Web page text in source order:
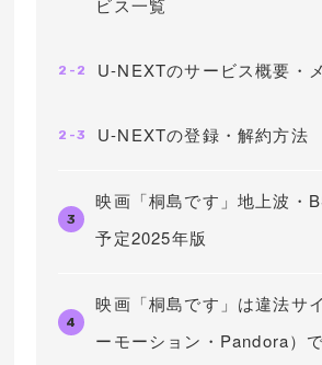
ビス一覧
2-2 U-NEXTのサービス概要・
2-3 U-NEXTの登録・解約方法
3
映画「桐島です」地上波・
予定2025年版
4
映画「桐島です」は違法サ
ーモーション・Pandora）